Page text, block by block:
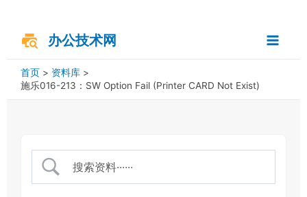
办公技术网
Menu
首页
资料库
施乐016-213：SW Option Fail (Printer CARD Not Exist)